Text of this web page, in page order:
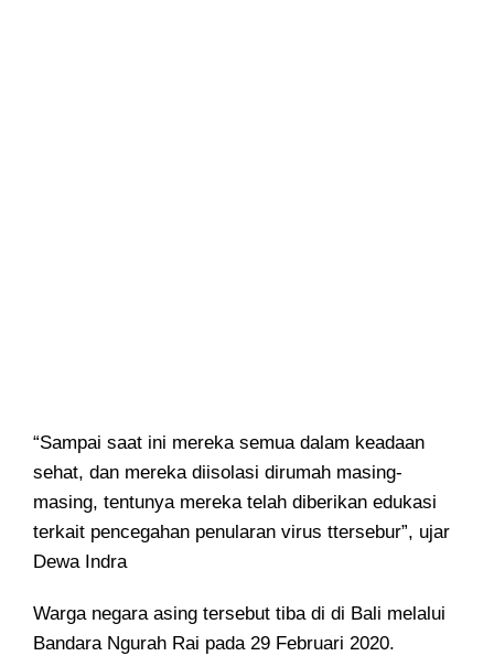
“Sampai saat ini mereka semua dalam keadaan
sehat, dan mereka diisolasi dirumah masing-
masing, tentunya mereka telah diberikan edukasi
terkait pencegahan penularan virus ttersebur”, ujar
Dewa Indra
Warga negara asing tersebut tiba di di Bali melalui
Bandara Ngurah Rai pada 29 Februari 2020.